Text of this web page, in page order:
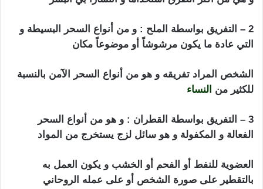
2 – التفريق بواسطة الملح : و من أنواع السحر البسيطة و
التي عادة ما يكون مرشوشاً أو موضوعاً مكان
الشخص المراد تفريقه و هو من أنواع السحر الآمن بالنسبة
للكثير من النساء
3 – التفريق بواسطة القطران : و هو من أنواع السحر
الفعالة و المكفولة و هو سائل لزج يستخرج من المواد
العضوية للنفط أو الفحم أو الخشب و يكون العمل به
بالتقطير على صورة الشخص أو على عمله الروحاني